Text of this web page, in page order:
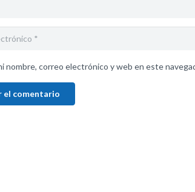
nombre, correo electrónico y web en este
el comentario